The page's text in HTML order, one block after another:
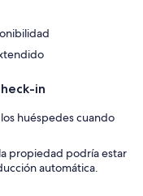
in
huéspedes cuando
propiedad podría estar
automática.